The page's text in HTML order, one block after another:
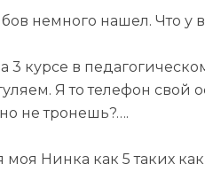
немного нашел. Что у
3 курсе в
Я то телефон свой
не тронешь?….
Нинка как 5 таких как